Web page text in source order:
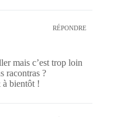
RÉPONDRE
mais c’est trop loin
racontras ?
à bientôt !